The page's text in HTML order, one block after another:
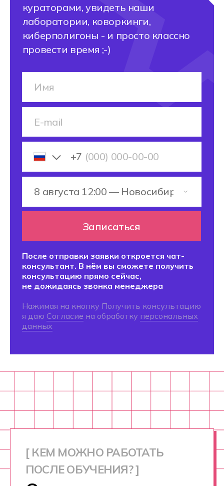
менеджера приемной
комиссии. Мы ответим
по профессии и при
желании запишем вас
консультацию
с профессиональным
профориентологом
УСТРОИТЬСЯ НА
РАБОТУ
80% выпускников Хекслет
устраиваются на работу в IT
в течение 1 года после
выпуска
Хекслет Колледж
сотрудничает
с 30+ компаниями-
работодателями,
для успешного
трудоустройства:
мы гарантируем вам
стажировки в реальных IT-
компаниях и активную
помощь в старте карьеры